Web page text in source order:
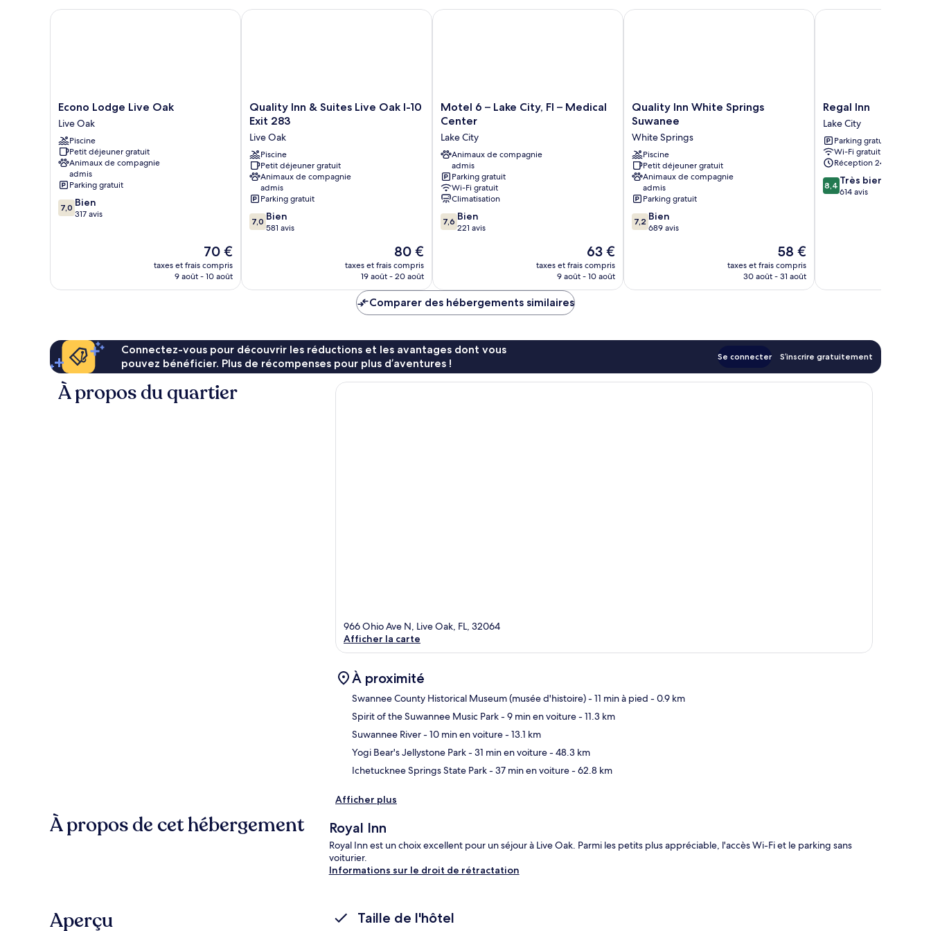
Basic
Smoking
Econo
Lodge
Live
Oak
Live
Oak
Econo Lodge Live Oak
Live Oak
Piscine
Petit déjeuner gratuit
Animaux de compagnie
admis
Parking gratuit
7.0
sur
7,0 Bien
317 avis
Le
nouveau
prix
70 €
taxes et frais compris
9 août - 10 août
Econo Lodge Live Oak
Quality
Inn
Suites
Live
Oak
I-
10
Exit
283
Live
Quality Inn & Suites Live Oak I-10
Exit 283
Live Oak
Piscine
Petit déjeuner gratuit
Animaux de compagnie
admis
Parking gratuit
7.0
sur
7,0 Bien
581 avis
Le
nouveau
prix
de
80 €
80 €
taxes et frais compris
19 août - 20 août
Quality Inn & Suites Live Oak I-10 Exit 283
Motel
6
Lake
City,
–
Medical
Center
Lake
City
Motel 6 – Lake City, Fl – Medical
Center
Lake City
Animaux de compagnie
admis
Parking gratuit
Wi-Fi gratuit
Climatisation
7.6
sur
7,6 Bien
221 avis
Le
nouveau
prix
63 €
taxes et frais compris
9 août - 10 août
Motel 6 – Lake City, Fl – Medical Center
Quality
Inn
Springs
Suwanee
White
Springs
Quality Inn White Springs
Suwanee
White Springs
Piscine
Petit déjeuner gratuit
Animaux de compagnie
admis
Parking gratuit
7.2
sur
7,2 Bien
689 avis
Le
nouveau
prix
58 €
taxes et frais compris
30 août - 31 août
Quality Inn White Springs Suwanee
Regal
Inn
Lake
City
Regal Inn
Lake City
Parking gratuit
Wi-Fi gratuit
Réception 24 h/24
8.4
sur
8,4 Très bien
614 avis
Regal Inn
Comparer des hébergements similaires
Connectez-vous pour découvrir les réductions et les avantages dont vous
pouvez bénéficier. Plus de récompenses pour plus d’aventures !
Se connecter S’inscrire gratuitement
À propos du quartier
966 Ohio Ave N, Live Oak, FL, 32064
Afficher la carte
À proximité
Swannee County Historical Museum (musée d'histoire)- 11 min à pied - 0.9 km
Spirit of the Suwannee Music Park- 9 min en voiture- 11.3 km
Suwannee River- 10 min en voiture- 13.1 km
Yogi Bear's Jellystone Park- 31 min en voiture- 48.3 km
Ichetucknee Springs State Park- 37 min en voiture- 62.8 km
Afficher plus
À propos de cet hébergement Royal Inn
Royal Inn est un choix excellent pour un séjour à Live Oak. Parmi les petits plus appréciable, l'accès Wi-Fi et le parking sans
voiturier.
Informations sur le droit de rétractation
Aperçu Taille de l'hôtel